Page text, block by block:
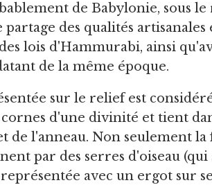
de Babylonie, sous le
partage des qualités
lois d'Hammurabi, ainsi
de la même époque.
sur le relief est
d'une divinité et tient
de l'anneau. Non seulement la
par des serres d'oiseau
avec un ergot sur